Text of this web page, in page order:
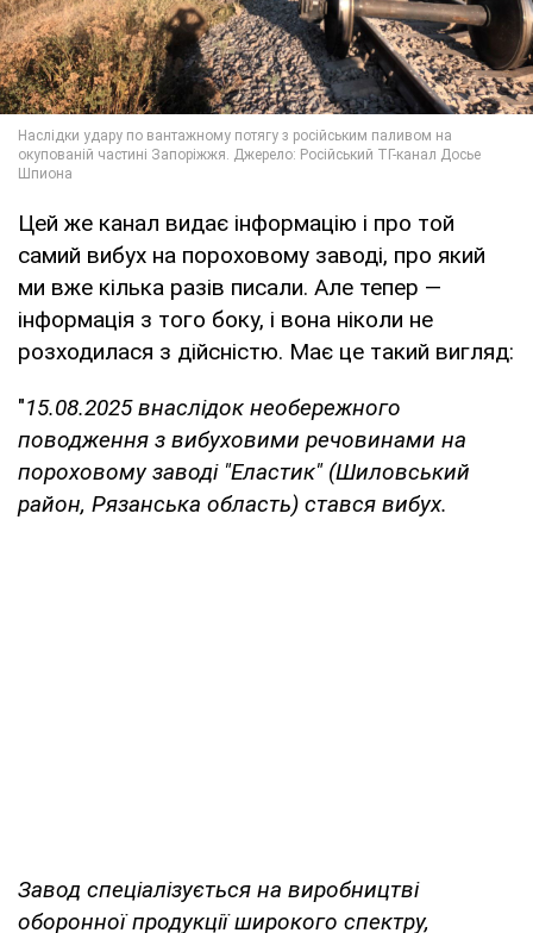
Цей же канал видає інформацію і про той
самий вибух на пороховому заводі, про який
ми вже кілька разів писали. Але тепер —
інформація з того боку, і вона ніколи не
розходилася з дійсністю. Має це такий вигляд:
"15.08.2025 внаслідок необережного
поводження з вибуховими речовинами на
пороховому заводі "Еластик" (Шиловський
район, Рязанська область) стався вибух.
Завод спеціалізується на виробництві
оборонної продукції широкого спектру,